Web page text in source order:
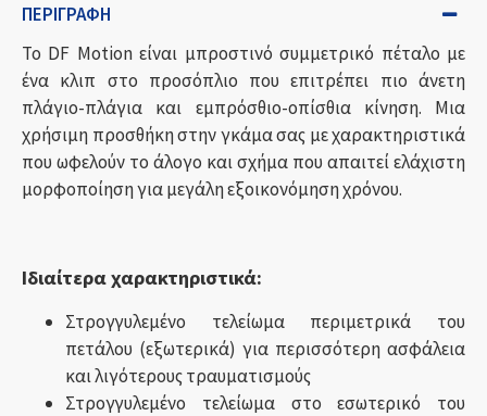
ΠΕΡΙΓΡΑΦΉ
Το DF Motion είναι μπροστινό συμμετρικό πέταλο με
ένα κλιπ στο προσόπλιο που επιτρέπει πιο άνετη
πλάγιο-πλάγια και εμπρόσθιο-οπίσθια κίνηση. Μια
χρήσιμη προσθήκη στην γκάμα σας με χαρακτηριστικά
που ωφελούν το άλογο και σχήμα που απαιτεί ελάχιστη
μορφοποίηση για μεγάλη εξοικονόμηση χρόνου.
Ιδιαίτερα χαρακτηριστικά:
Στρογγυλεμένο τελείωμα περιμετρικά του
πετάλου (εξωτερικά) για περισσότερη ασφάλεια
και λιγότερους τραυματισμούς
Στρογγυλεμένο τελείωμα στο εσωτερικό του